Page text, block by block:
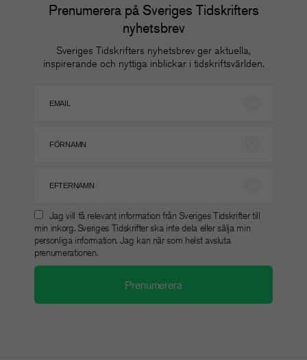
Prenumerera på Sveriges Tidskrifters
nyhetsbrev
Sveriges Tidskrifters nyhetsbrev ger aktuella,
inspirerande och nyttiga inblickar i tidskriftsvärlden.
Jag vill få relevant information från Sveriges Tidskrifter till
min inkorg. Sveriges Tidskrifter ska inte dela eller sälja min
personliga information. Jag kan när som helst avsluta
prenumerationen.